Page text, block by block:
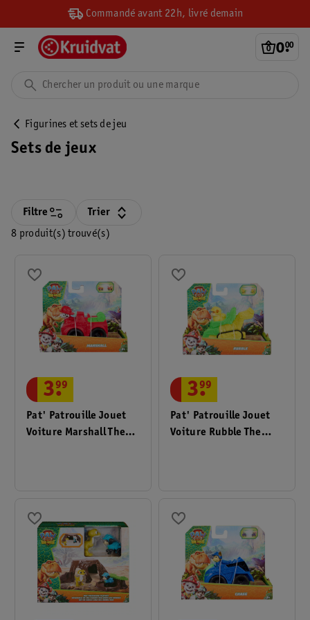
Commandé avant 22h, livré demain
0.
00
Figurines et sets de jeu
Sets de jeux
8 produit(s) trouvé(s)
Filtre Trier
Pat' Patrouille Jouet
Voiture Marshall The
3.
99
Pat' Patrouille Jouet
Voiture Rubble The
3.
99